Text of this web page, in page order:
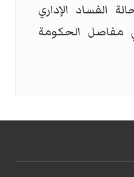
الفساد الإداري
مفاصل الحكومة